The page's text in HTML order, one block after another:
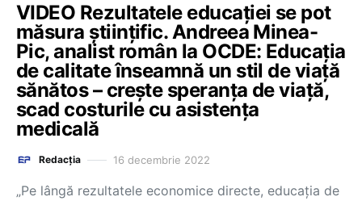
VIDEO Rezultatele educației se pot
măsura științific. Andreea Minea-
Pic, analist român la OCDE: Educația
de calitate înseamnă un stil de viață
sănătos – crește speranța de viață,
scad costurile cu asistența
medicală
Redacția 16 decembrie 2022
„Pe lângă rezultatele economice directe, educația de